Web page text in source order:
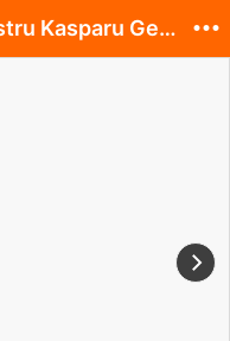
Tikšanās ar VARAM ministru Kasparu Gerhardu 13.05.